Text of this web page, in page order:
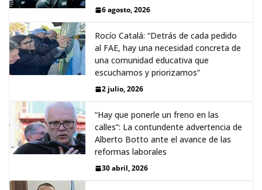
6 agosto, 2026
Rocío Catalá: “Detrás de cada pedido
al FAE, hay una necesidad concreta de
una comunidad educativa que
escuchamos y priorizamos”
2 julio, 2026
“Hay que ponerle un freno en las
calles”: La contundente advertencia de
Alberto Botto ante el avance de las
reformas laborales
30 abril, 2026